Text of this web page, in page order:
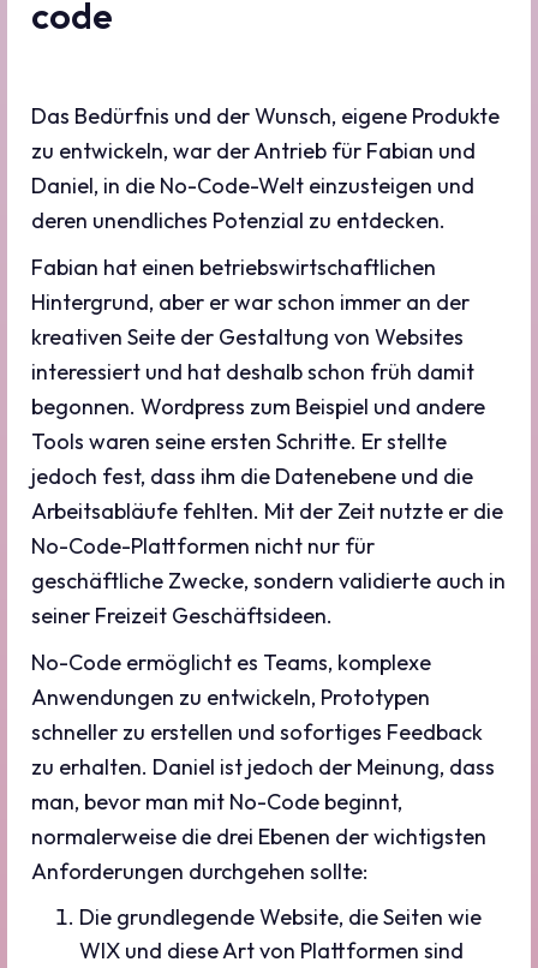
code
Das Bedürfnis und der Wunsch, eigene Produkte
zu entwickeln, war der Antrieb für Fabian und
Daniel, in die No-Code-Welt einzusteigen und
deren unendliches Potenzial zu entdecken.
Fabian hat einen betriebswirtschaftlichen
Hintergrund, aber er war schon immer an der
kreativen Seite der Gestaltung von Websites
interessiert und hat deshalb schon früh damit
begonnen. Wordpress zum Beispiel und andere
Tools waren seine ersten Schritte. Er stellte
jedoch fest, dass ihm die Datenebene und die
Arbeitsabläufe fehlten. Mit der Zeit nutzte er die
No-Code-Plattformen nicht nur für
geschäftliche Zwecke, sondern validierte auch in
seiner Freizeit Geschäftsideen.
No-Code ermöglicht es Teams, komplexe
Anwendungen zu entwickeln, Prototypen
schneller zu erstellen und sofortiges Feedback
zu erhalten. Daniel ist jedoch der Meinung, dass
man, bevor man mit No-Code beginnt,
normalerweise die drei Ebenen der wichtigsten
Anforderungen durchgehen sollte:
Die grundlegende Website, die Seiten wie
WIX und diese Art von Plattformen sind